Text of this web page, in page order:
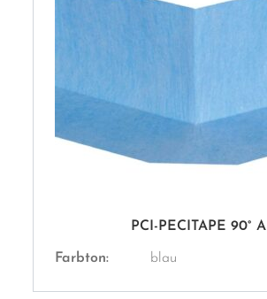
PCI-PECITAPE 90° A
Farbton: blau